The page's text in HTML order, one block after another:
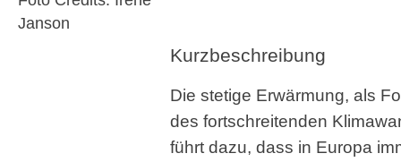
Janson
Kurzbeschreibung
Die stetige Erwärmung, als
des fortschreitenden
führt dazu, dass in Europa